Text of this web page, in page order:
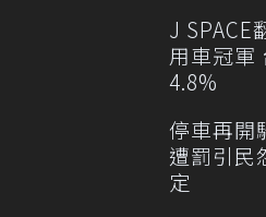
J SPACE
用車冠軍
4.8%
停車再開
遭罰引民
定